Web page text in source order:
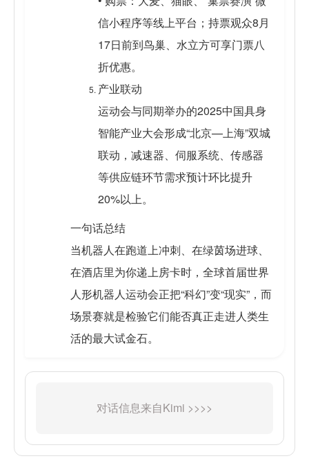
信小程序等线上平台；持票观众8月
17日前到鸟巢、水立方可享门票八
折优惠。
产业联动
运动会与同期举办的2025中国具身
智能产业大会形成“北京—上海”双城
联动，减速器、伺服系统、传感器
等供应链环节需求预计环比提升
20%以上。
一句话总结
当机器人在跑道上冲刺、在绿茵场进球、
在酒店里为你递上房卡时，全球首届世界
人形机器人运动会正把“科幻”变“现实”，而
场景赛就是检验它们能否真正走进人类生
活的最大试金石。